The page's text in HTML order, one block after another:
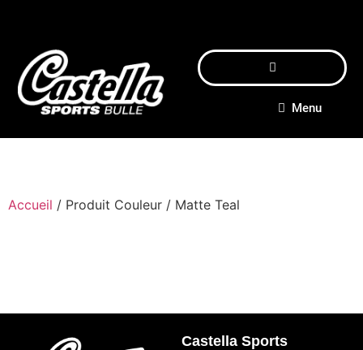
Menu
Accueil / Produit Couleur / Matte Teal
Castella Sports